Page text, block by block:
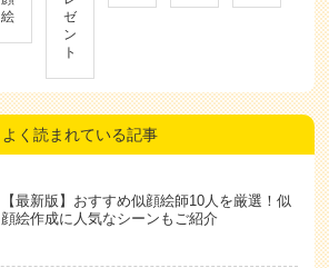
絵
ゼ
ン
ト
よく読まれている記事
【最新版】おすすめ似顔絵師10人を厳選！似
顔絵作成に人気なシーンもご紹介